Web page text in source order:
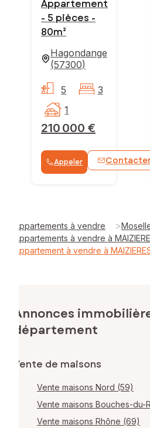
Appartement
- 5 pièces -
80m²
Hagondange
(57300)
210 000 €
5
3
1
Appeler
Appartements à vendre >
Appartements à vendre à
Appartement à vendre à
Annonces
département
Vente de maisons
Vente maisons Nord (59)
Vente maisons Bouches-du-
Vente maisons Rhône (69)